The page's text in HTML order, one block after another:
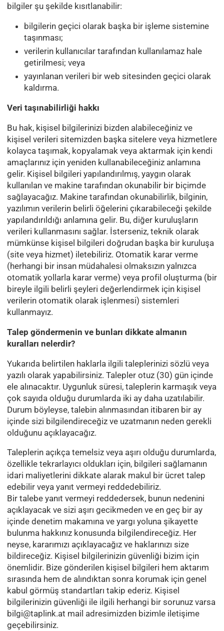
bilgiler şu şekilde kısıtlanabilir:
bilgilerin geçici olarak başka bir işleme sistemine
taşınması;
verilerin kullanıcılar tarafından kullanılamaz hale
getirilmesi; veya
yayınlanan verileri bir web sitesinden geçici olarak
kaldırma.
Veri taşınabilirliği hakkı
Bu hak, kişisel bilgilerinizi bizden alabileceğiniz ve
kişisel verileri sitemizden başka sitelere veya hizmetlere
kolayca taşımak, kopyalamak veya aktarmak için kendi
amaçlarınız için yeniden kullanabileceğiniz anlamına
gelir. Kişisel bilgileri yapılandırılmış, yaygın olarak
kullanılan ve makine tarafından okunabilir bir biçimde
sağlayacağız. Makine tarafından okunabilirlik, bilginin,
yazılımın verilerin belirli öğelerini çıkarabileceği şekilde
yapılandırıldığı anlamına gelir. Bu, diğer kuruluşların
verileri kullanmasını sağlar. İsterseniz, teknik olarak
mümkünse kişisel bilgileri doğrudan başka bir kuruluşa
(site veya hizmet) iletebiliriz. Otomatik karar verme
(herhangi bir insan müdahalesi olmaksızın yalnızca
otomatik yollarla karar verme) veya profil oluşturma (bir
bireyle ilgili belirli şeyleri değerlendirmek için kişisel
verilerin otomatik olarak işlenmesi) sistemleri
kullanmayız.
Talep göndermenin ve bunları dikkate almanın
kuralları nelerdir?
Yukarıda belirtilen haklarla ilgili taleplerinizi sözlü veya
yazılı olarak yapabilirsiniz. Talepler otuz (30) gün içinde
ele alınacaktır. Uygunluk süresi, taleplerin karmaşık veya
çok sayıda olduğu durumlarda iki ay daha uzatılabilir.
Durum böyleyse, talebin alınmasından itibaren bir ay
içinde sizi bilgilendireceğiz ve uzatmanın neden gerekli
olduğunu açıklayacağız.
Taleplerin açıkça temelsiz veya aşırı olduğu durumlarda,
özellikle tekrarlayıcı oldukları için, bilgileri sağlamanın
idari maliyetlerini dikkate alarak makul bir ücret talep
edebilir veya yanıt vermeyi reddedebiliriz.
Bir talebe yanıt vermeyi reddedersek, bunun nedenini
açıklayacak ve sizi aşırı gecikmeden ve en geç bir ay
içinde denetim makamına ve yargı yoluna şikayette
bulunma hakkınız konusunda bilgilendireceğiz. Her
neyse, kararımızı açıklayacağız ve haklarınızı size
bildireceğiz. Kişisel bilgilerinizin güvenliği bizim için
önemlidir. Bize gönderilen kişisel bilgileri hem aktarım
sırasında hem de alındıktan sonra korumak için genel
kabul görmüş standartları takip ederiz. Kişisel
bilgilerinizin güvenliği ile ilgili herhangi bir sorunuz varsa
bilgi@taplink.at mail adresimizden bizimle iletişime
geçebilirsiniz.